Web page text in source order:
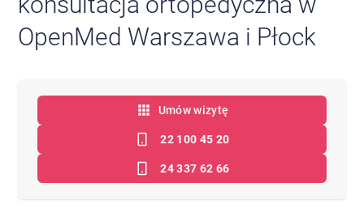
OpenMed Warszawa i Płock
Umów wizytę
22 100 45 20
24 337 62 66